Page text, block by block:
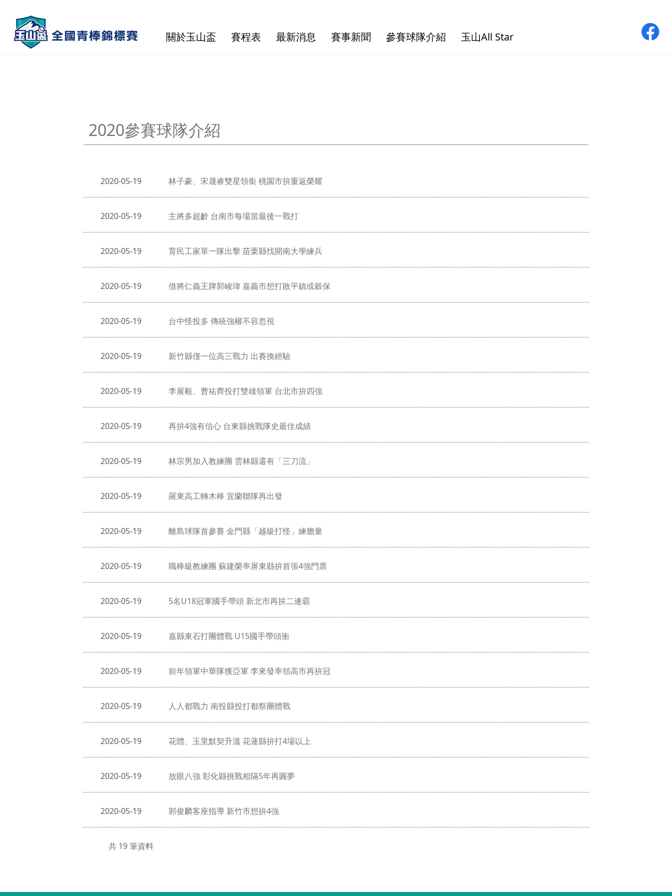
關於玉山盃 賽程表 最新消息 賽事新聞 參賽球隊介紹 玉山All Star
2020參賽球隊介紹
2020-05-19 林子豪、宋晟睿雙星領銜 桃園市拚重返榮耀
2020-05-19 主將多超齡 台南市每場當最後一戰打
2020-05-19 育民工家單一隊出擊 苗栗縣找開南大學練兵
2020-05-19 借將仁義王牌郭峻瑋 嘉義市想打敗平鎮或穀保
2020-05-19 台中怪投多 傳統強權不容忽視
2020-05-19 新竹縣僅一位高三戰力 出賽換經驗
2020-05-19 李展毅、曹祐齊投打雙雄領軍 台北市拚四強
2020-05-19 再拚4強有信心 台東縣挑戰隊史最佳成績
2020-05-19 林宗男加入教練團 雲林縣還有「三刀流」
2020-05-19 羅東高工轉木棒 宜蘭聯隊再出發
2020-05-19 離島球隊首參賽 金門縣「越級打怪」練膽量
2020-05-19 職棒級教練團 蘇建榮率屏東縣拚首張4強門票
2020-05-19 5名U18冠軍國手帶頭 新北市再拚二連霸
2020-05-19 嘉縣東石打團體戰 U15國手帶頭衝
2020-05-19 前年領軍中華隊獲亞軍 李來發率領高市再拚冠
2020-05-19 人人都戰力 南投縣投打都祭團體戰
2020-05-19 花體、玉里默契升溫 花蓮縣拚打4場以上
2020-05-19 放眼八強 彰化縣挑戰相隔5年再圓夢
2020-05-19 郭俊麟客座指導 新竹市想拚4強
共 19 筆資料